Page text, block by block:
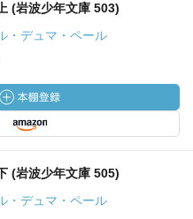
(岩波少年文庫 503)
・デュマ・ペール
(岩波少年文庫 505)
・デュマ・ペール